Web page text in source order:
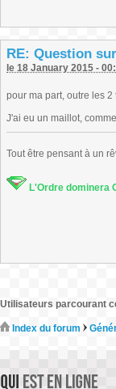
RE: Question
le 18 January 2015 -
pour ma part, outre les
J'ai eu un maillot,
Tout être pensant à un
L'Ordre dominera
Utilisateurs parcourant
Index du forum